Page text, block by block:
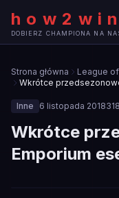
how2win
DOBIERZ CHAMPIONA NA
Strona główna League
Wkrótce
Inne 6 listopada 2018318
Wkrótce
Emporium